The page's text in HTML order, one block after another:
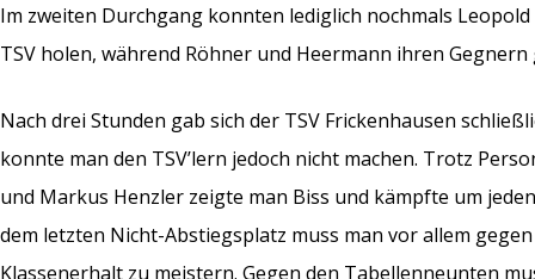
Im zweiten Durchgang konnten lediglich nochmals
TSV holen, während Röhner und Heermann ihren
Nach drei Stunden gab sich der TSV Frickenhausen
konnte man den TSV’lern jedoch nicht machen. Trotz
und Markus Henzler zeigte man Biss und kämpfte um
dem letzten Nicht-Abstiegsplatz muss man vor allem
Klassenerhalt zu meistern. Gegen den Tabellenneunten